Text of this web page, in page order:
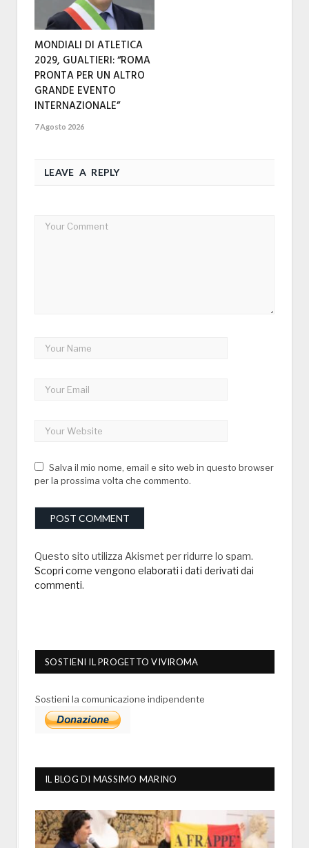
MONDIALI DI ATLETICA
2029, GUALTIERI: “ROMA
PRONTA PER UN ALTRO
GRANDE EVENTO
INTERNAZIONALE”
7 Agosto 2026
LEAVE A REPLY
Salva il mio nome, email e sito web in questo browser
per la prossima volta che commento.
Questo sito utilizza Akismet per ridurre lo spam.
Scopri come vengono elaborati i dati derivati dai
commenti.
SOSTIENI IL PROGETTO VIVIROMA
Sostieni la comunicazione indipendente
IL BLOG DI MASSIMO MARINO